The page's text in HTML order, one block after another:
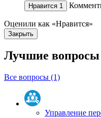
Нравится 1
Оценили как «Нравится»
Закрыть
Лучшие вопросы
Все вопросы (1)
Управление